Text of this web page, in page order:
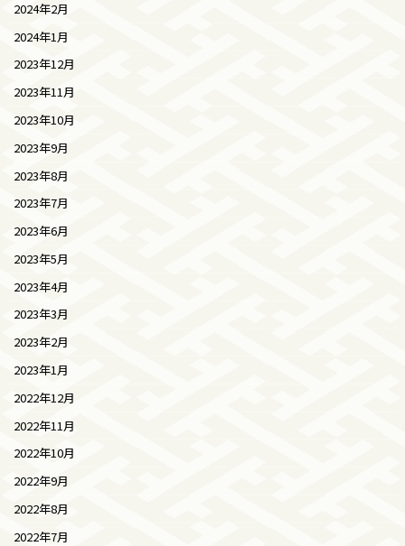
2024年2月
2024年1月
2023年12月
2023年11月
2023年10月
2023年9月
2023年8月
2023年7月
2023年6月
2023年5月
2023年4月
2023年3月
2023年2月
2023年1月
2022年12月
2022年11月
2022年10月
2022年9月
2022年8月
2022年7月